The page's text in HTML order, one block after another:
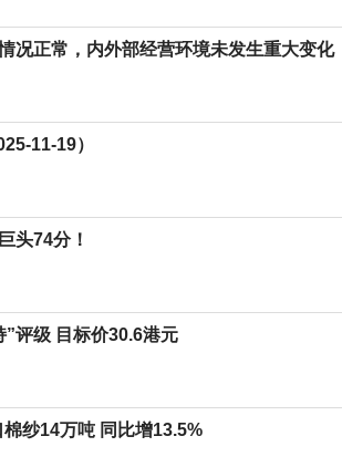
况正常，内外部经营环境未发生重大变化
11-19）
头74分！
评级 目标价30.6港元
纱14万吨 同比增13.5%